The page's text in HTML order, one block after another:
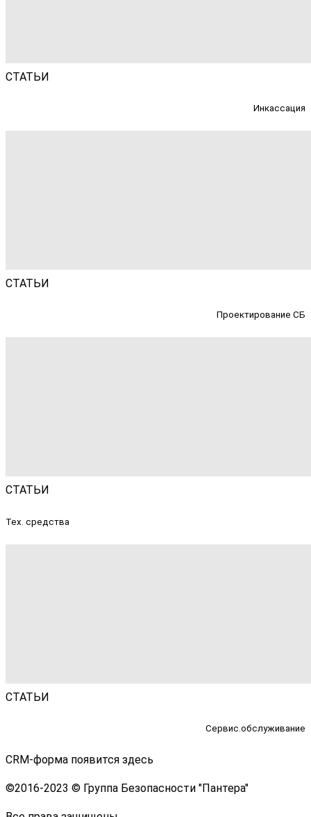
СТАТЬИ
Инкассация
СТАТЬИ
Проектирование СБ
СТАТЬИ
Тех. средства
СТАТЬИ
Сервис.обслуживание
CRM-форма появится здесь
©2016-2023 © Группа Безопасности "Пантера"